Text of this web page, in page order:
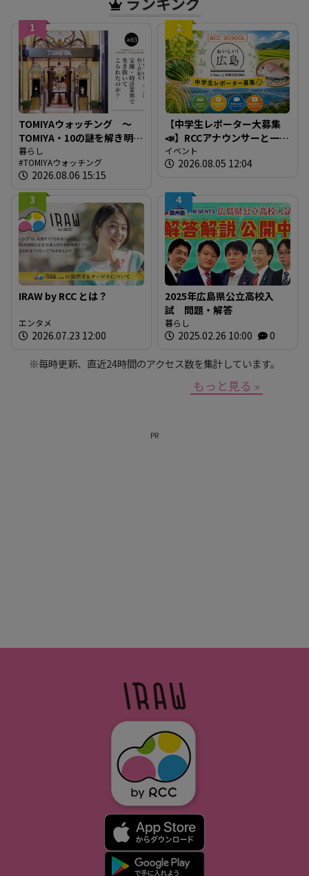
1
TOMIYAウォッチング ～
TOMIYA・10の謎を解き明か
す～ 謎03 「なぜTOMIYAは
約1世紀も宝飾・時計業界で
生き抜いてこられたの
か？」
暮らし
TOMIYAウォッチング
2026.08.06 15:15
2
【中学生レポーター大募集
📣】RCCアナウンサーと一緒
に「広島の食」の現場を取
材しよう！
イベント
2026.08.05 12:04
3
IRAW by RCC とは？
エンタメ
2026.07.23 12:00
4
2025年広島県公立高校入
試 問題・解答
暮らし
2025.02.26 10:00 0
※毎時更新、直近24時間のアクセス数を集計しています。
もっと見る »
PR